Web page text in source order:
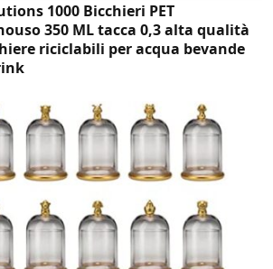
1000 Bicchieri PET
350 ML tacca 0,3 alta qualità
riciclabili per acqua bevande